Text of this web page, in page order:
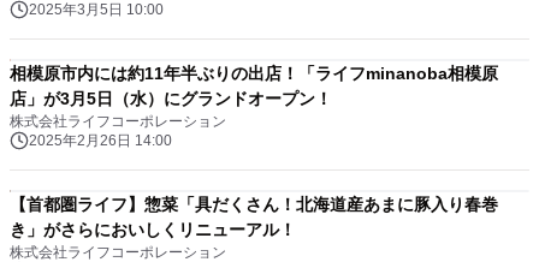
2025年3月5日 10:00
相模原市内には約11年半ぶりの出店！「ライフminanoba相模原
店」が3月5日（水）にグランドオープン！
株式会社ライフコーポレーション
2025年2月26日 14:00
【首都圏ライフ】惣菜「具だくさん！北海道産あまに豚入り春巻
き」がさらにおいしくリニューアル！
株式会社ライフコーポレーション